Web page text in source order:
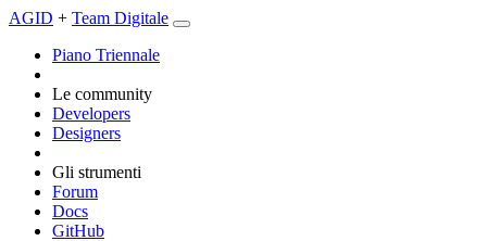
AGID + Team Digitale
Piano Triennale
Le community
Developers
Designers
Gli strumenti
Forum
Docs
GitHub